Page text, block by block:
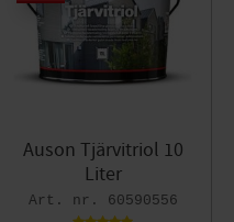
Auson Tjärvitriol 10
Liter
60590556